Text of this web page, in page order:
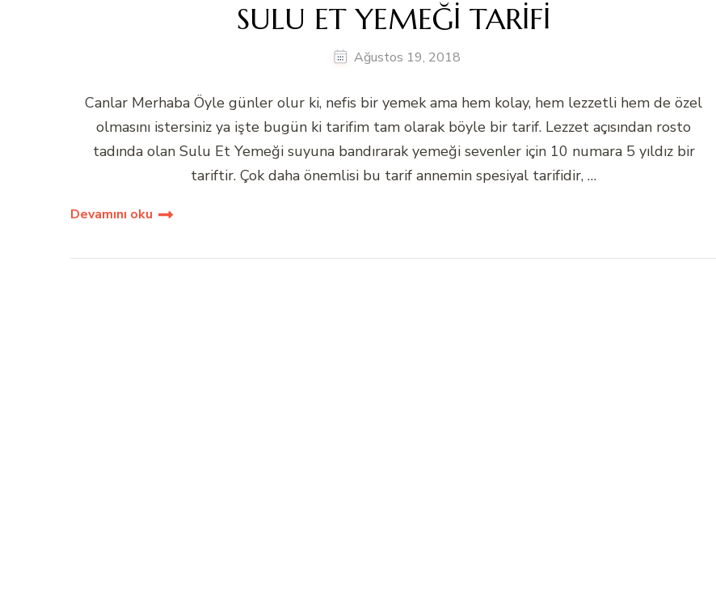
SULU ET YEMEĞİ TARİFİ
Ağustos 19, 2018
Canlar Merhaba Öyle günler olur ki, nefis bir yemek ama hem kolay, hem lezzetli hem de özel
olmasını istersiniz ya işte bugün ki tarifim tam olarak böyle bir tarif. Lezzet açısından rosto
tadında olan Sulu Et Yemeği suyuna bandırarak yemeği sevenler için 10 numara 5 yıldız bir
tariftir. Çok daha önemlisi bu tarif annemin spesiyal tarifidir, …
Devamını oku